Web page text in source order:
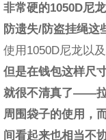
非常硬的1050D尼
防遗失/防盗挂绳这
使用1050D尼龙以
但是在钱包这样尺
就很不清真了——拉
周围袋子的使用，
间看起来也相当不